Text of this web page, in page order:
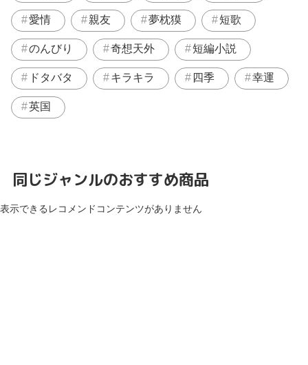
愛情 親友 夢枕獏 短歌
のんびり 奇想天外 短編小説
ドタバタ キラキラ 四季 幸運
英国
同じジャンルのおすすめ商品
表示できるレコメンドコンテンツがありません